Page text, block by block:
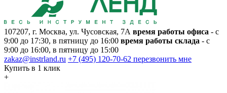
107207, г. Москва, ул. Чусовская, 7А время работы офиса - с
9:00 до 17:30, в пятницу до 16:00 время работы склада - с
9:00 до 16:00, в пятницу до 15:00
zakaz@instrland.ru +7 (495) 120-70-62 перезвонить мне
Купить в 1 клик
+